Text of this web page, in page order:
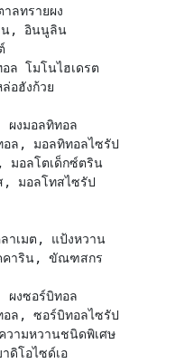
ลทรายผง
, อินนูลิน
โมโนไฮเดรต
อฮังก้วย
งมอลทิทอล
ล, มอลทิทอลไซรัป
อลโตเด็กซ์ตริน
, มอลโทสไซรัป
าเมต, แป้งหวาน
คาริน, ขัณฑสกร
งซอร์บิทอล
ล, ซอร์บิทอลไซรัป
ามหวานชนิดพิเศษ
โอไซด์เอ